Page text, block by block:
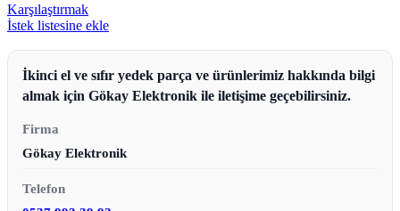
Karşılaştırmak
İstek listesine ekle
İkinci el ve sıfır yedek parça ve ürünlerimiz hakkında bilgi
almak için Gökay Elektronik ile iletişime geçebilirsiniz.
Firma
Gökay Elektronik
Telefon